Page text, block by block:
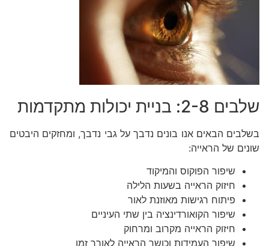
שלבים 2-8: בניית יכולות מתקדמות
בשלבים הבאים אנו בונים נדבך על גבי נדבך, ומחזקים היבטים
שונים של הראייה:
שיפור הפוקוס והמיקוד
חיזוק הראייה בשעות הלילה
פיתוח רגישות מאוזנת לאור
שיפור הקואורדינציה בין שתי העיניים
חיזוק הראייה מקרוב ומרחוק
שיפור העמידות וכושר הראייה לאורך זמן